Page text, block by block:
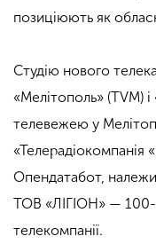
позиціюють як
Студію нового
«Мелітополь» (TVM)
телевежею у
Опендатабот,
ТОВ «ЛІГІОН» — 100-
телекомпанії.